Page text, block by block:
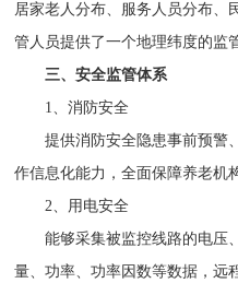
居家老人分布、服务人员分布、
管人员提供了一个地理纬度的监
三、安全监管体系
1、消防安全
提供消防安全隐患事前预警
作信息化能力，全面保障养老机
2、用电安全
能够采集被监控线路的电压
量、功率、功率因数等数据，远